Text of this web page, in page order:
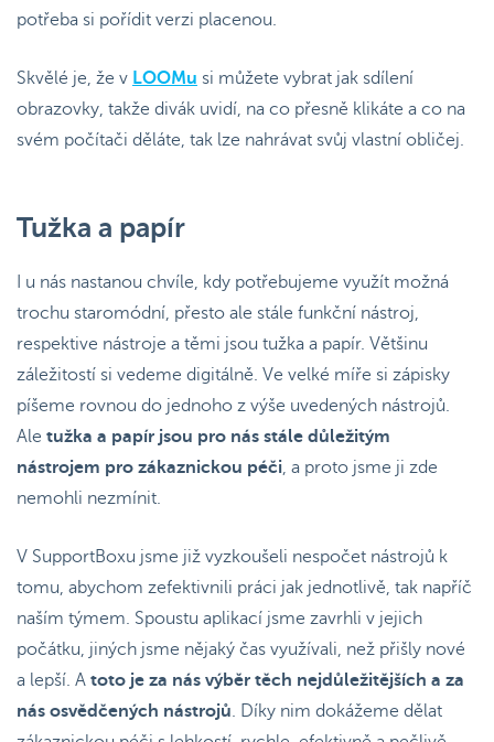
potřeba si pořídit verzi placenou.
Skvělé je, že v LOOMu si můžete vybrat jak sdílení
obrazovky, takže divák uvidí, na co přesně klikáte a co na
svém počítači děláte, tak lze nahrávat svůj vlastní obličej.
Tužka a papír
I u nás nastanou chvíle, kdy potřebujeme využít možná
trochu staromódní, přesto ale stále funkční nástroj,
respektive nástroje a těmi jsou tužka a papír. Většinu
záležitostí si vedeme digitálně. Ve velké míře si zápisky
píšeme rovnou do jednoho z výše uvedených nástrojů.
Ale tužka a papír jsou pro nás stále důležitým
nástrojem pro zákaznickou péči, a proto jsme ji zde
nemohli nezmínit.
V SupportBoxu jsme již vyzkoušeli nespočet nástrojů k
tomu, abychom zefektivnili práci jak jednotlivě, tak napříč
naším týmem. Spoustu aplikací jsme zavrhli v jejich
počátku, jiných jsme nějaký čas využívali, než přišly nové
a lepší. A toto je za nás výběr těch nejdůležitějších a za
nás osvědčených nástrojů. Díky nim dokážeme dělat